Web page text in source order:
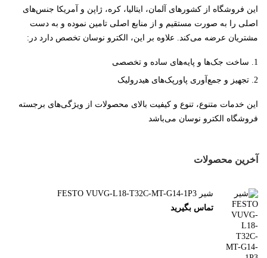
این فروشگاه از کشورهای آلمان، ایتالیا، کره، ژاپن و آمریکا جنس‌های
اصلی را به صورت مستقیم و از منابع اصلی تامین نموده و به دست
مشتریان عرضه می‌کند. علاوه بر این، الکترو نوسان تخصص دارد در:
ساخت جک‌ها و پایه‌های ساده و تخصصی
تجهیز و جمع‌آوری پاورپک‌های هیدرولیک
این خدمات متنوع، تنوع و کیفیت بالای محصولات از ویژگی‌های برجسته
فروشگاه الکترو نوسان می‌باشد
آخرین محصولات
شیر FESTO VUVG-L18-T32C-MT-G14-1P3
تماس بگیرید